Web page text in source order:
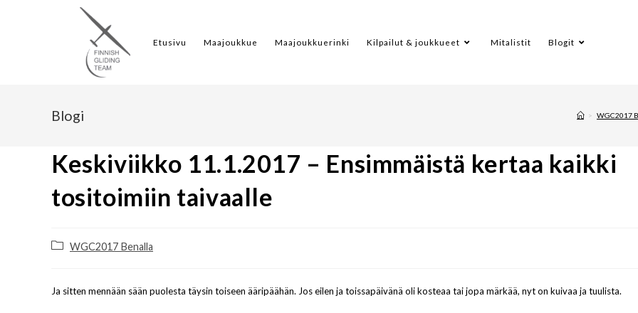
Etusivu Maajoukkue Maajoukkuerinki Kilpailut & joukkueet Mitalistit Blogit
Blogi > WGC2017
Keskiviikko 11.1.2017 – Ensimmäistä kertaa kaikki
tositoimiin taivaalle
WGC2017 Benalla
Ja sitten mennään sään puolesta täysin toiseen ääripäähän. Jos eilen ja toissapäivänä oli kosteaa tai jopa märkää, nyt on kuivaa ja tuulista.